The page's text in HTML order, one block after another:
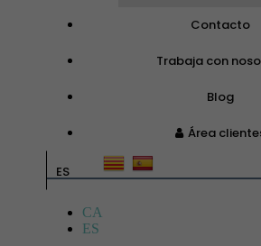
Contacto
Trabaja con
Blog
Área
ES
CA
ES